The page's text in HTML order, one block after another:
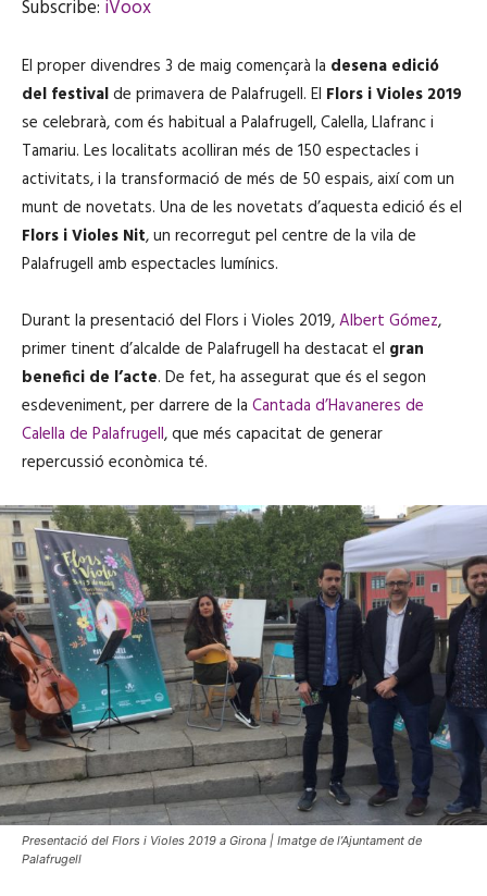
p
o
d
e
RSS FEED
LINK
EMBED
Subscribe: iVoox
El proper divendres 3 de maig començarà la desena edició
del festivalde primavera de Palafrugell. El Flors i Violes 2019
se celebrarà, com és habitual a Palafrugell, Calella, Llafranc i
Tamariu. Les localitats acolliran més de 150 espectacles i
activitats, i la transformació de més de 50 espais, així com un
munt de novetats. Una de les novetats d’aquesta edició és el
Flors i Violes Nit, un recorregut pel centre de la vila de
Palafrugell amb espectacles lumínics.
Durant la presentació del Flors i Violes 2019,Albert Gómez,
primer tinent d’alcalde de Palafrugell ha destacat el gran
benefici de l’acte. De fet, ha assegurat que és el segon
esdeveniment, per darrere de la Cantada d’Havaneres de
Calella de Palafrugell, que més capacitat de generar
repercussió econòmica té.
Presentació del Flors i Violes 2019 a Girona | Imatge de l’Ajuntament de
Palafrugell